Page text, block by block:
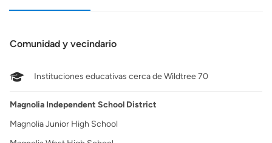
Comunidad y vecindario
Instituciones educativas cerca de Wildtree 70
Magnolia Independent School District
Magnolia Junior High School